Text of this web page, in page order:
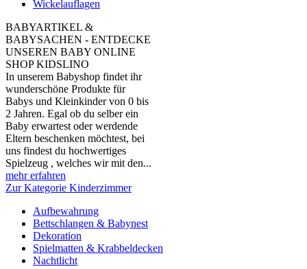
Wickelauflagen
BABYARTIKEL &
BABYSACHEN - ENTDECKE
UNSEREN BABY ONLINE
SHOP KIDSLINO
In unserem Babyshop findet ihr
wunderschöne Produkte für
Babys und Kleinkinder von 0 bis
2 Jahren. Egal ob du selber ein
Baby erwartest oder werdende
Eltern beschenken möchtest, bei
uns findest du hochwertiges
Spielzeug , welches wir mit den...
mehr erfahren
Zur Kategorie Kinderzimmer
Aufbewahrung
Bettschlangen & Babynest
Dekoration
Spielmatten & Krabbeldecken
Nachtlicht